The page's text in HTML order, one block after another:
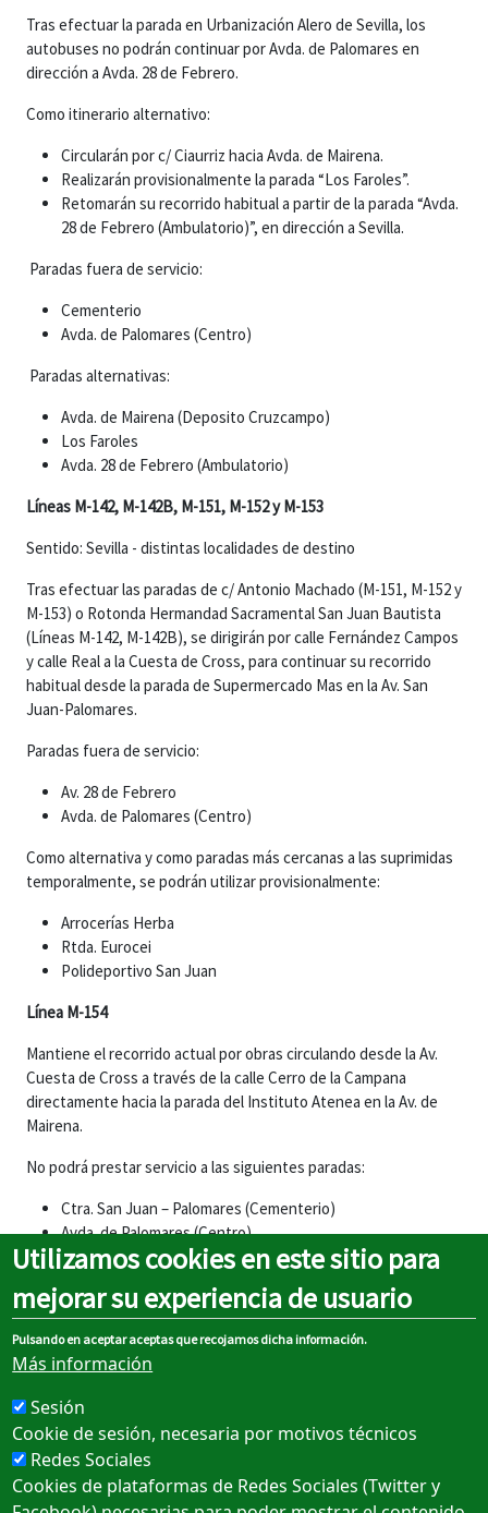
Tras efectuar la parada en Urbanización Alero de Sevilla, los
autobuses no podrán continuar por Avda. de Palomares en
dirección a Avda. 28 de Febrero.
Como itinerario alternativo:
Circularán por c/ Ciaurriz hacia Avda. de Mairena.
Realizarán provisionalmente la parada “Los Faroles”.
Retomarán su recorrido habitual a partir de la parada “Avda.
28 de Febrero (Ambulatorio)”, en dirección a Sevilla.
Paradas fuera de servicio:
Cementerio
Avda. de Palomares (Centro)
Paradas alternativas:
Avda. de Mairena (Deposito Cruzcampo)
Los Faroles
Avda. 28 de Febrero (Ambulatorio)
Líneas M-142, M-142B, M-151, M-152 y M-153
Sentido: Sevilla - distintas localidades de destino
Tras efectuar las paradas de c/ Antonio Machado (M-151, M-152 y
M-153) o Rotonda Hermandad Sacramental San Juan Bautista
(Líneas M-142, M-142B), se dirigirán por calle Fernández Campos
y calle Real a la Cuesta de Cross, para continuar su recorrido
habitual desde la parada de Supermercado Mas en la Av. San
Juan-Palomares.
Paradas fuera de servicio:
Av. 28 de Febrero
Avda. de Palomares (Centro)
Como alternativa y como paradas más cercanas a las suprimidas
temporalmente, se podrán utilizar provisionalmente:
Arrocerías Herba
Rtda. Eurocei
Polideportivo San Juan
Línea M-154
Mantiene el recorrido actual por obras circulando desde la Av.
Cuesta de Cross a través de la calle Cerro de la Campana
directamente hacia la parada del Instituto Atenea en la Av. de
Mairena.
No podrá prestar servicio a las siguientes paradas:
Ctra. San Juan – Palomares (Cementerio)
Avda. de Palomares (Centro)
Avda. de Mairena (Bar Los Faroles y Cruzcampo)
Parada alternativa más cercana:
Avda. de Mairena (Instituto Atenea)
Mon, 09/07/2026 - 00:00
Sobre el portal
Utilizamos cookies en este sitio para
mejorar su experiencia de usuario
Pulsando en aceptar aceptas que recojamos dicha información.
Más información
Sesión
Cookie de sesión, necesaria por motivos técnicos
Redes Sociales
Cookies de plataformas de Redes Sociales (Twitter y